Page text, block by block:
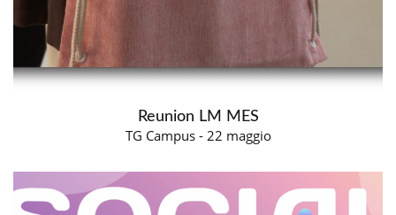
Reunion LM MES
TG Campus - 22 maggio